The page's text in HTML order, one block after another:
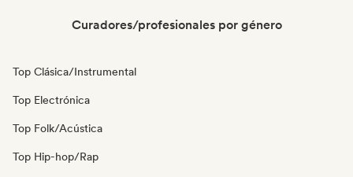
Curadores/profesionales por género
Top Clásica/Instrumental
Top Electrónica
Top Folk/Acústica
Top Hip-hop/Rap